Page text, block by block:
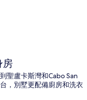
房
聖盧卡斯灣和Cabo San
，別墅更配備廚房和洗衣